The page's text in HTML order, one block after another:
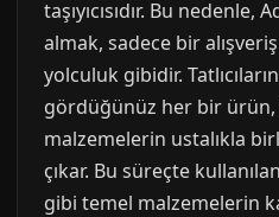
taşıyıcısıdır. Bu nedenle,
almak, sadece bir
yolculuk gibidir.
gördüğünüz her bir
malzemelerin ustalıkla
çıkar. Bu süreçte
gibi temel malzemelerin